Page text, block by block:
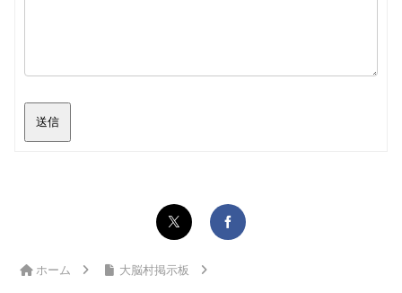
送信
ホーム 大脳村掲示板